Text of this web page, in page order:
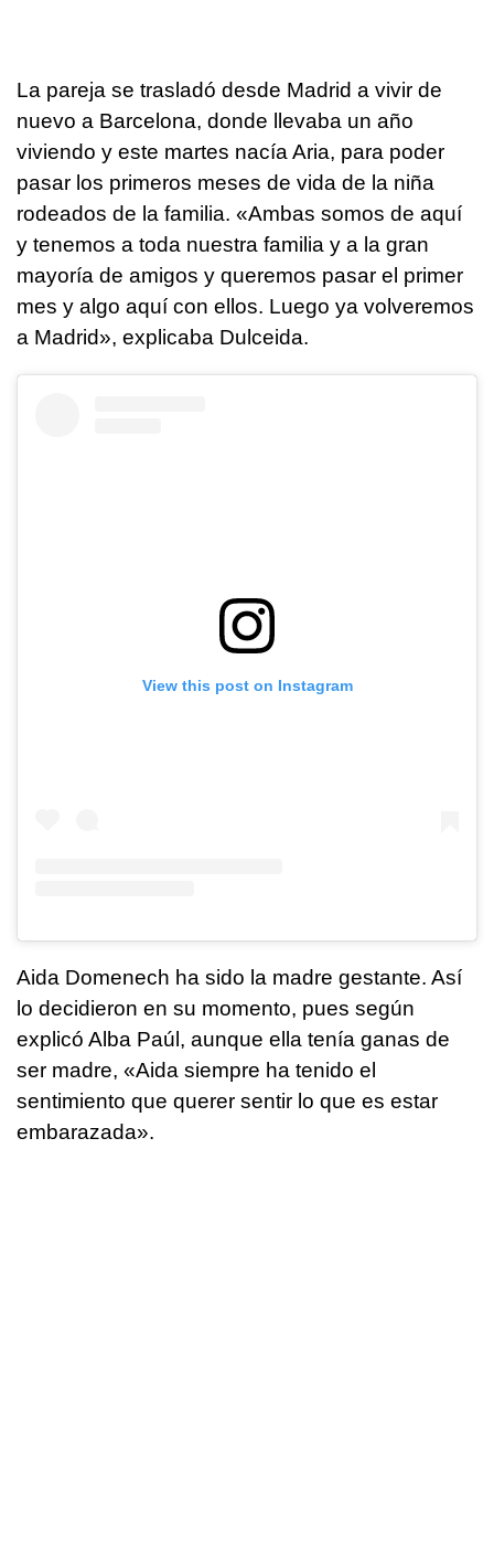
La pareja se trasladó desde Madrid a vivir de
nuevo a Barcelona, donde llevaba un año
viviendo y este martes nacía Aria, para poder
pasar los primeros meses de vida de la niña
rodeados de la familia. «Ambas somos de aquí
y tenemos a toda nuestra familia y a la gran
mayoría de amigos y queremos pasar el primer
mes y algo aquí con ellos. Luego ya volveremos
a Madrid», explicaba Dulceida.
View this post on Instagram
Aida Domenech ha sido la madre gestante. Así
lo decidieron en su momento, pues según
explicó Alba Paúl, aunque ella tenía ganas de
ser madre, «Aida siempre ha tenido el
sentimiento que querer sentir lo que es estar
embarazada».